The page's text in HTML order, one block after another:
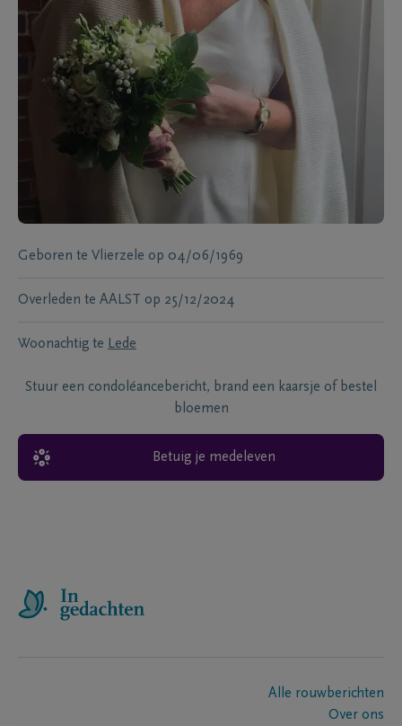
Geboren te Vlierzele op 04/06/1969
Overleden te AALST op 25/12/2024
Woonachtig te Lede
Stuur een condoléancebericht, brand een kaarsje of bestel
bloemen
Betuig je medeleven
Alle rouwberichten
Over ons